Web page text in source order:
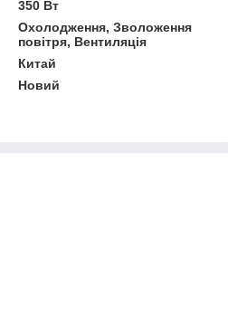
350 Вт
Охолодження, Зволоження
повітря, Вентиляція
Китай
Новий